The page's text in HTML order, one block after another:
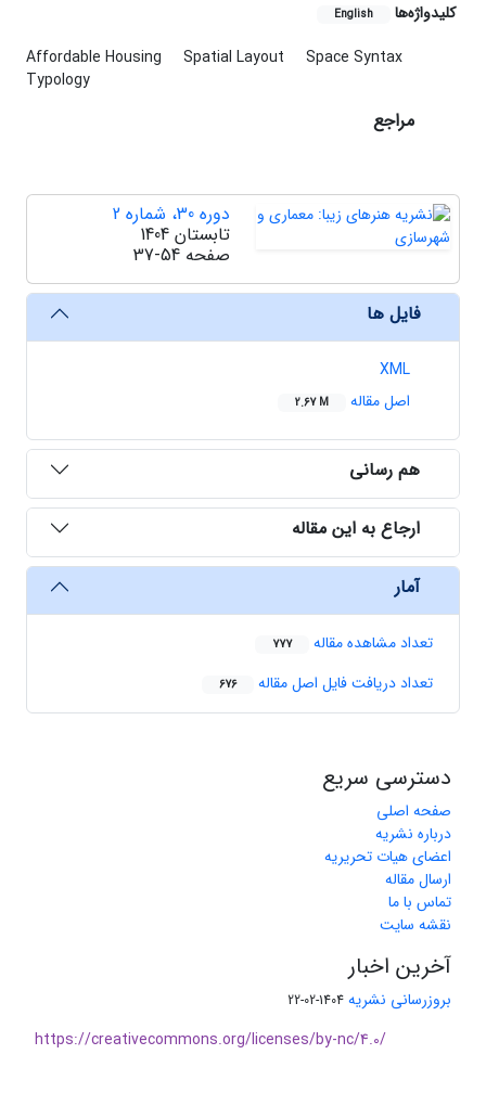
کلیدواژه‌ها English
Affordable Housing Spatial Layout
Space Syntax
Typology
مراجع
دوره 30، شماره 2
تابستان 1404
صفحه 37-54
فایل ها
XML
اصل مقاله
2.67 M
هم رسانی
ارجاع به این مقاله
آمار
تعداد مشاهده مقاله 777
تعداد دریافت فایل اصل مقاله 676
دسترسی سریع
صفحه اصلی
درباره نشریه
اعضای هیات تحریریه
ارسال مقاله
تماس با ما
نقشه سایت
آخرین اخبار
بروزرسانی نشریه 1404-02-22
https://creativecommons.org/licenses/by-nc/4.0/